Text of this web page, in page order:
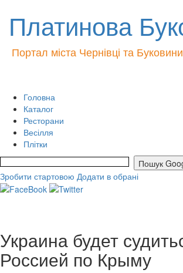
Платинова
Портал міста Чернівці та Буковини
Головна
Каталог
Ресторани
Весілля
Плітки
Зробити стартовою Додати в обрані
Украина будет
Россией по Крыму